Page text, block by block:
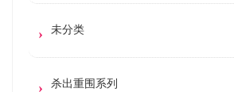
未分类
杀出重围系列